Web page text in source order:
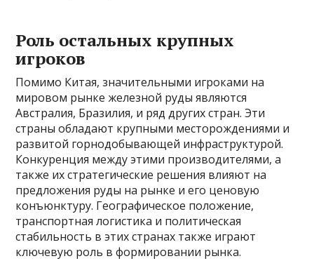
Роль остальных крупных
игроков
Помимо Китая, значительными игроками на
мировом рынке железной руды являются
Австралия, Бразилия, и ряд других стран. Эти
страны обладают крупными месторождениями и
развитой горнодобывающей инфраструктурой.
Конкуренция между этими производителями, а
также их стратегические решения влияют на
предложения руды на рынке и его ценовую
конъюнктуру. Географическое положение,
транспортная логистика и политическая
стабильность в этих странах также играют
ключевую роль в формировании рынка.